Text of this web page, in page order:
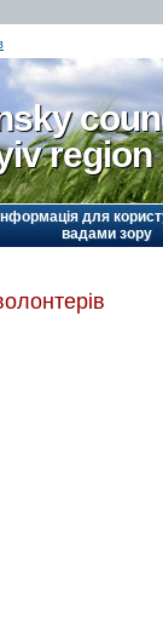
region
Інформація для
вадами зору